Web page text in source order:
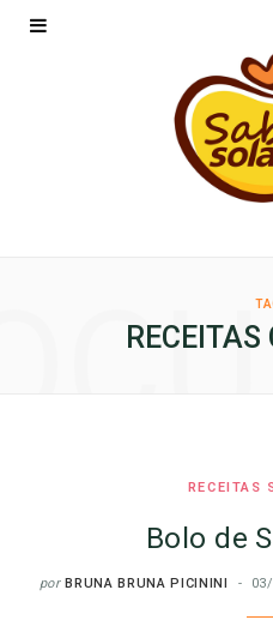
RECEITAS
Bolo de
por BRUNA BRUNA PICININI